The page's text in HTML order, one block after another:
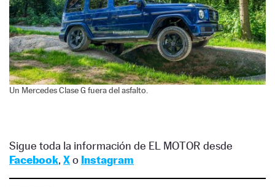
Un Mercedes Clase G fuera del asfalto.
Sigue toda la información de EL MOTOR desde
Facebook, Xo Instagram